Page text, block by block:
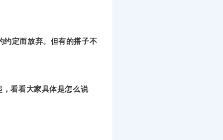
约定而放弃。但有的搭子不
看看大家具体是怎么说